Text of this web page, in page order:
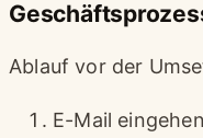
Ablauf vor der
E-Mail